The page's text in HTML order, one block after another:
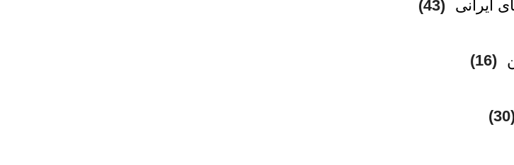
ایرانی (43)
(16)